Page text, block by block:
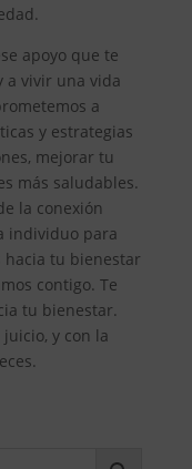
apoyo que te
a vivir una vida
a
y estrategias
mejorar tu
más saludables.
la conexión
individuo para
hacia tu bienestar
contigo. Te
tu bienestar.
y con la